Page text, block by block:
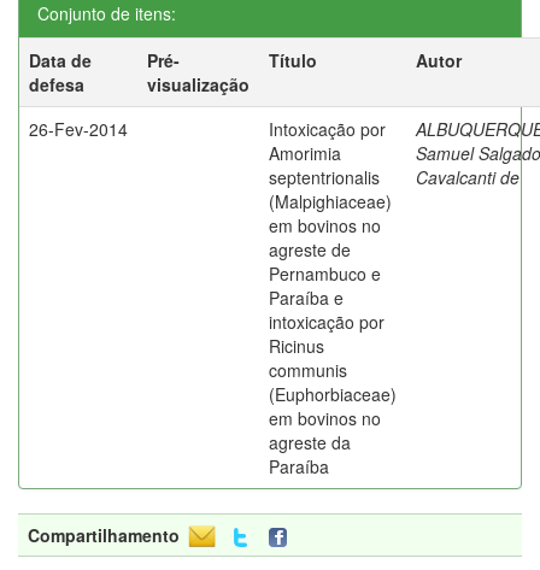
Conjunto de itens:
Data de
defesa
Pré-
visualização
Título Autor
26-Fev-2014
Intoxicação por
Amorimia
septentrionalis
(Malpighiaceae)
em bovinos no
agreste de
Pernambuco e
Paraíba e
intoxicação por
Ricinus
communis
(Euphorbiaceae)
em bovinos no
agreste da
Paraíba
Samuel Salgado
Cavalcanti de
Compartilhamento